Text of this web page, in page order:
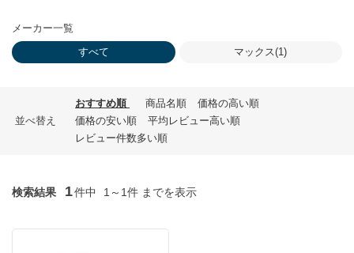
メーカー一覧
すべて
マックス(1)
並べ替え
おすすめ順 商品名順
価格の高い順
価格の安い順
平均レビュー高い順
レビュー件数多い順
検索結果 1件中 1～1件 までを表示